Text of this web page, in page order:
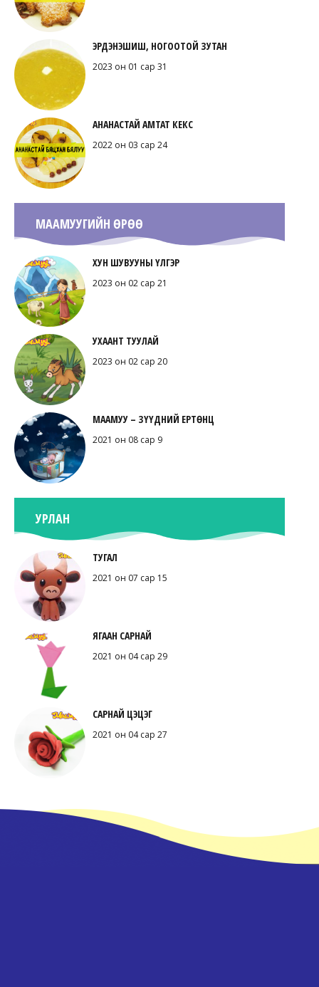
ЭРДЭНЭШИШ, НОГООТОЙ ЗУТАН
2023 он 01 сар 31
АНАНАСТАЙ АМТАТ КЕКС
2022 он 03 сар 24
МААМУУГИЙН ӨРӨӨ
ХУН ШУВУУНЫ ҮЛГЭР
2023 он 02 сар 21
УХААНТ ТУУЛАЙ
2023 он 02 сар 20
МААМУУ – ЗҮҮДНИЙ ЕРТӨНЦ
2021 он 08 сар 9
УРЛАН
ТУГАЛ
2021 он 07 сар 15
ЯГААН САРНАЙ
2021 он 04 сар 29
САРНАЙ ЦЭЦЭГ
2021 он 04 сар 27